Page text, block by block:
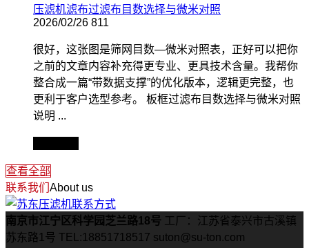
压滤机滤布过滤布目数选择与微米对照
2026/02/26 811
很好，这张图是筛网目数—微米对照表，正好可以把你
之前的文章内容补充得更专业、更具技术含量。我帮你
整合成一篇“带数据支撑”的优化版本，逻辑更完整，也
更利于客户选型参考。 板框过滤布目数选择与微米对照
说明 ...
查看全部
联系我们 About us
南京市江宁区科学园芝兰路18号 工厂：江苏省泰兴市古溪镇
苏东路1号 TEL:18851718517 suton@su-ton.com